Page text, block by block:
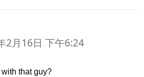
2月16日 下午6:24
that guy?